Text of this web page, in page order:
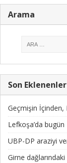
Arama
Son Eklenenler
Geçmişin İçinden,
Lefkoşa’da bugün
UBP-DP araziyi
Girne